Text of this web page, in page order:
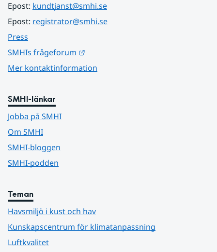
Epost: kundtjanst@smhi.se
Epost: registrator@smhi.se
Press
SMHIs frågeforum
Mer kontaktinformation
SMHI-länkar
Jobba på SMHI
Om SMHI
SMHI-bloggen
SMHI-podden
Teman
Havsmiljö i kust och hav
Kunskapscentrum för klimatanpassning
Luftkvalitet